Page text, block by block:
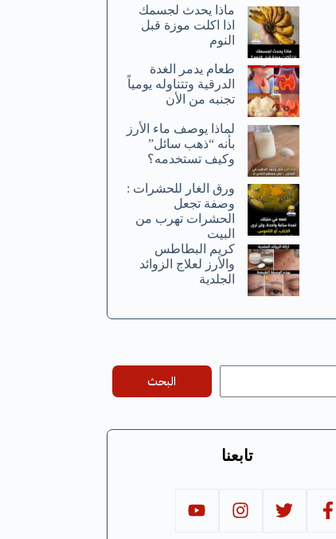
ماذا يحدث لجسمك
اذا اكلت موزة قبل
النوم
طعام يدمر الغدة
الدرقية وتتناوله يومياً
تجنبه من الأن
لماذا يوصف ماء الأرز
بأنه “ذهب سائل”
وكيف تستخدمه؟
ورق الغار للحشرات :
وصفة تجعل
الحشرات تهرب من
البيت
كريم البطاطس
والأرز لعلاج الزوائد
الجلدية
البحث
تابعنا